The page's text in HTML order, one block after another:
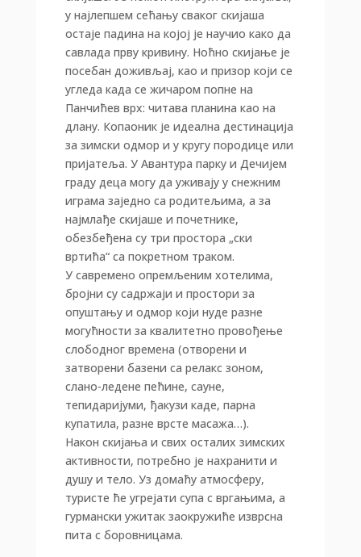
у најлепшем сећању сваког скијаша
остаје падина на којој је научио како да
савлада прву кривину. Ноћно скијање је
посебан доживљај, као и призор који се
угледа када се жичаром попне на
Панчићев врх: читава планина као на
длану. Копаоник је идеална дестинација
за зимски одмор и у кругу породице или
пријатеља. У Авантура парку и Дечијем
граду деца могу да уживају у снежним
играма заједно са родитељима, а за
најмлађе скијаше и почетнике,
обезбеђена су три простора „ски
вртића“ са покретном траком.
У савремено опремљеним хотелима,
бројни су садржаји и простори за
опуштању и одмор који нуде разне
могућности за квалитетно провођење
слободног времена (отворени и
затворени базени са релакс зоном,
слано-ледене пећине, сауне,
тепидаријуми, ђакузи каде, парна
купатила, разне врсте масажа…).
Након скијања и свих осталих зимских
активности, потребно је нахранити и
душу и тело. Уз домаћу атмосферу,
туристе ће угрејати супа с вргањима, а
гурмански ужитак заокружиће изврсна
пита с боровницама.